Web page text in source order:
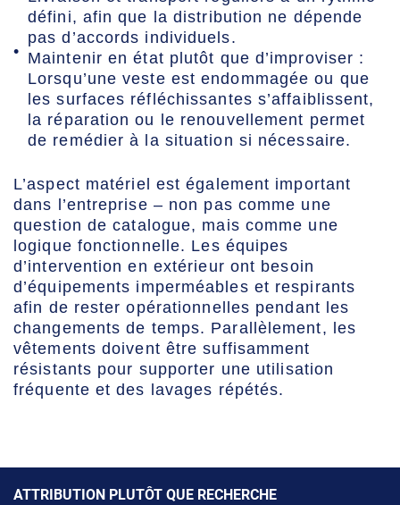
défini, afin que la distribution ne dépende
pas d’accords individuels.
Maintenir en état plutôt que d’improviser :
Lorsqu’une veste est endommagée ou que
les surfaces réfléchissantes s’affaiblissent,
la réparation ou le renouvellement permet
de remédier à la situation si nécessaire.
L’aspect matériel est également important
dans l’entreprise – non pas comme une
question de catalogue, mais comme une
logique fonctionnelle. Les équipes
d’intervention en extérieur ont besoin
d’équipements imperméables et respirants
afin de rester opérationnelles pendant les
changements de temps. Parallèlement, les
vêtements doivent être suffisamment
résistants pour supporter une utilisation
fréquente et des lavages répétés.
ATTRIBUTION PLUTÔT QUE RECHERCHE